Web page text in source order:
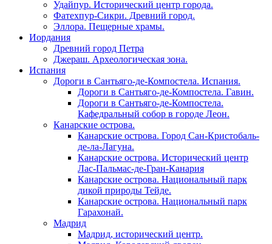
Удайпур. Исторический центр города.
Фатехпур-Сикри. Древний город.
Эллора. Пещерные храмы.
Иордания
Древний город Петра
Джераш. Археологическая зона.
Испания
Дороги в Сантьяго-де-Компостела. Испания.
Дороги в Сантьяго-де-Компостела. Гавин.
Дороги в Сантьяго-де-Компостела.
Кафедральный собор в городе Леон.
Канарские острова.
Канарские острова. Город Сан-Кристобаль-
де-ла-Лагуна.
Канарские острова. Исторический центр
Лас-Пальмас-де-Гран-Канария
Канарские острова. Национальный парк
дикой природы Тейде.
Канарские острова. Национальный парк
Гарахонай.
Мадрид
Мадрид, исторический центр.